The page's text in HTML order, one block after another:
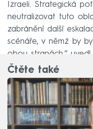
Izraeli. Strategická
neutralizovat tuto
zabránění další
scénáře, v němž by
obou stranách,“ uvedl
Čtěte také